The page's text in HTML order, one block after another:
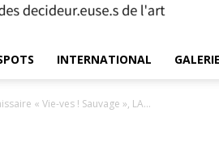
INTERNATIONAL
« Vie-ves ! Sauvage », LA...